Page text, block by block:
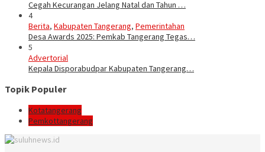
Cegah Kecurangan Jelang Natal dan Tahun …
4
Berita, Kabupaten Tangerang, Pemerintahan
Desa Awards 2025: Pemkab Tangerang Tegas…
5
Advertorial
Kepala Disporabudpar Kabupaten Tangerang…
Topik Populer
Kotatangerang
Pemkottangerang